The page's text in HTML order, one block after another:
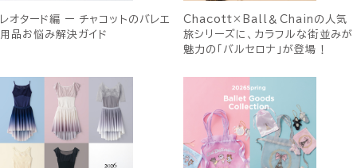
レオタード編 ー チャコットのバレエ
用品お悩み解決ガイド
Chacott×Ball＆Chainの人気
旅シリーズに、カラフルな街並みが
魅力の「バルセロナ」が登場！